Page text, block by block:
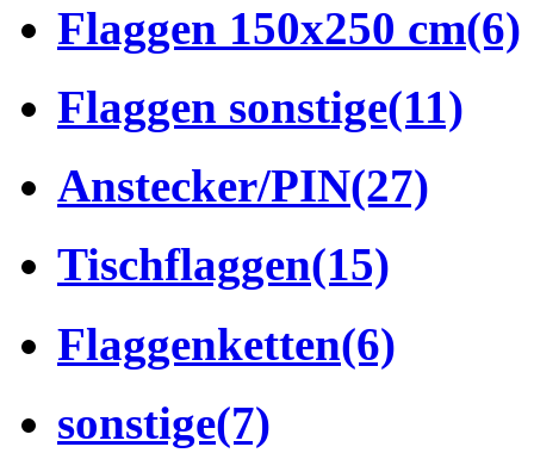
Flaggen 150x250 cm(6)
Flaggen sonstige(11)
Anstecker/PIN(27)
Tischflaggen(15)
Flaggenketten(6)
sonstige(7)